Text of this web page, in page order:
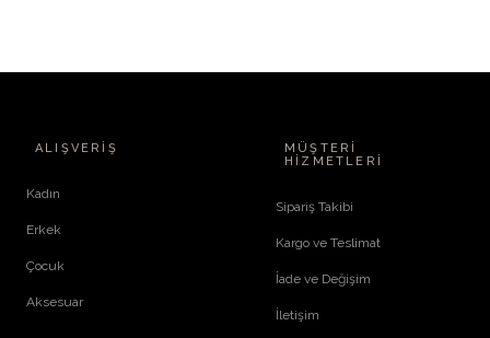
ALIŞVERIŞ
Kadın
Erkek
Çocuk
Aksesuar
MÜŞTERI
HIZMETLERI
Sipariş Takibi
Kargo ve Teslimat
İade ve Değişim
İletişim